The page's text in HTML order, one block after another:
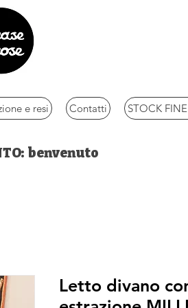
e resi Contatti STOCK
benvenuto
Letto divano